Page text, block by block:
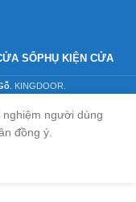
SỔPHỤ KIỆN CỬA
. KINGDOOR.
người dùng
đồng ý.